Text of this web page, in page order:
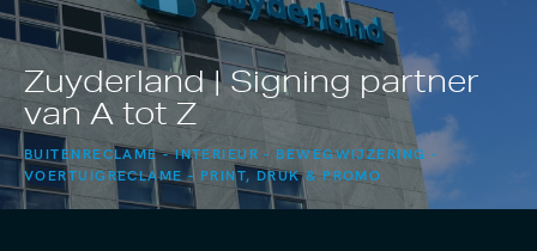
Zuyderland | Signing partner
van A tot Z
BUITENRECLAME INTERIEUR
BEWEGWIJZERING
VOERTUIGRECLAME
PRINT, DRUK & PROMO